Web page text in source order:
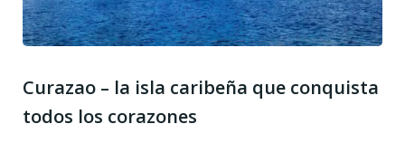
Curazao – la isla caribeña que conquista
todos los corazones